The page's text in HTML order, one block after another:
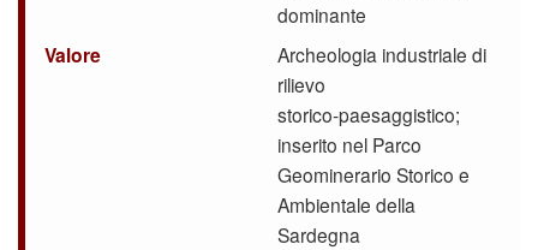
dominante
Valore
Archeologia industriale di
rilievo
storico‑paesaggistico;
inserito nel Parco
Geominerario Storico e
Ambientale della
Sardegna